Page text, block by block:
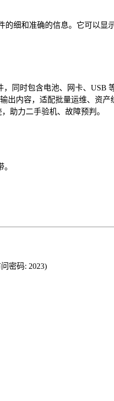
细和准确的信息。它可以显
同时包含电池、网卡、USB
出内容，适配批量运维、资产
助力二手验机、故障预判。
密码: 2023)